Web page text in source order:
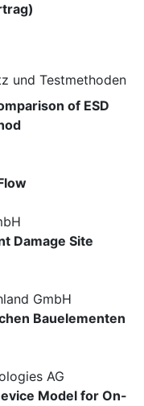
und Testmethoden
of ESD
Damage Site
GmbH
Bauelementen
AG
Model for On-